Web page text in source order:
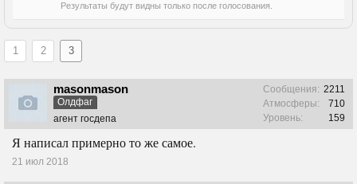
Результаты будут видны только после голосования.
1 2 3
masonmason
Олдфаг
агент госдепа
Сообщения: 2211
Атмосферы:
710
Уровень:
159
Я написал примерно то же самое.
21 июл 2018